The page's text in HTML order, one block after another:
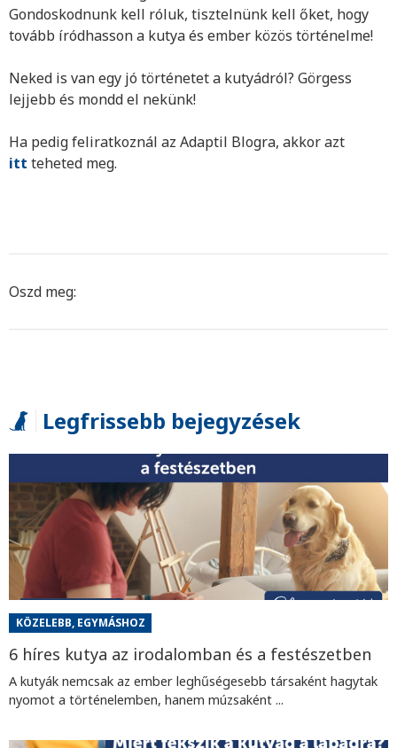
Gondoskodnunk kell róluk, tisztelnünk kell őket, hogy
tovább íródhasson a kutya és ember közös történelme!
Neked is van egy jó történetet a kutyádról? Görgess
lejjebb és mondd el nekünk!
Ha pedig feliratkoznál az Adaptil Blogra, akkor azt
itt teheted meg.
Oszd meg:
Legfrissebb bejegyzések
KÖZELEBB, EGYMÁSHOZ
6 híres kutya az irodalomban és a festészetben
A kutyák nemcsak az ember leghűségesebb társaként hagytak
nyomot a történelemben, hanem múzsaként ...